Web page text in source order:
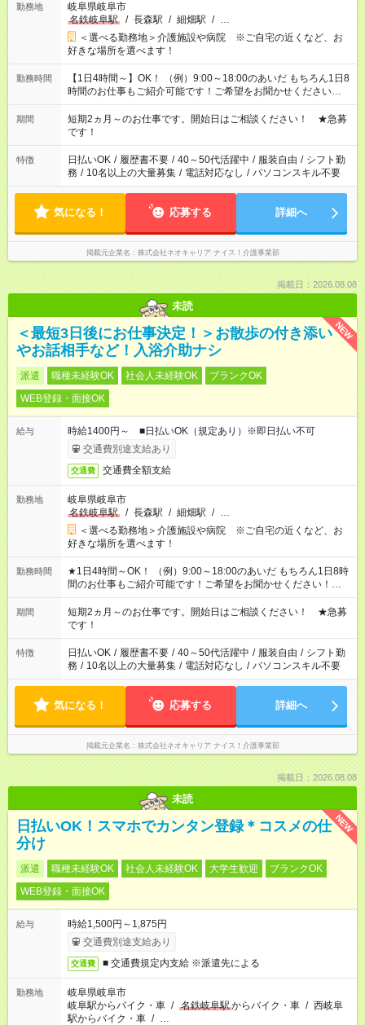
勤務地
岐阜県岐阜市
名鉄岐阜駅
/ 長森駅 / 細畑駅 / …
＜選べる勤務地＞介護施設や病院 ※ご自宅の近くなど、お
好きな場所を選べます！
勤務時間
【1日4時間～】OK！ （例）9:00～18:00のあいだ もちろん1日8
時間のお仕事もご紹介可能です！ご希望をお聞かせください！
その他の時間帯もあなたのライフスタイルに合わせて お選びい
ただけます！ 【シフト固定もOK】★家庭の都合でお休みが必要
な場合も遠慮なくご相談ください。 ※週最低15時間以上の勤務
が必要です
期間
短期2ヵ月～のお仕事です。開始日はご相談ください！ ★急募
です！
特徴 日払いOK / 履歴書不要 / 40～50代活躍中 / 服装自由 / シフト勤
務 / 10名以上の大量募集 / 電話対応なし / パソコンスキル不要
気になる！ 応募する 詳細へ
掲載元企業名 株式会社ネオキャリア ナイス！介護事業部
掲載日：2026.08.08
未読
NEW
＜最短3日後にお仕事決定！＞お散歩の付き添い
やお話相手など！入浴介助ナシ
派遣 職種未経験OK 社会人未経験OK
ブランクOK
WEB登録・面接OK
給与
時給1400円～ ■日払いOK（規定あり）※即日払い不可
交通費別途支給あり
交通費 交通費全額支給
勤務地
岐阜県岐阜市
名鉄岐阜駅
/ 長森駅 / 細畑駅 / …
＜選べる勤務地＞介護施設や病院 ※ご自宅の近くなど、お
好きな場所を選べます！
勤務時間
★1日4時間～OK！ （例）9:00～18:00のあいだ もちろん1日8時
間のお仕事もご紹介可能です！ご希望をお聞かせください！★家
庭の都合でお休みが必要な場合も遠慮なくご相談ください。 ※
週最低15時間以上の勤務が必要です
期間
短期2ヵ月～のお仕事です。開始日はご相談ください！ ★急募
です！
特徴 日払いOK / 履歴書不要 / 40～50代活躍中 / 服装自由 / シフト勤
務 / 10名以上の大量募集 / 電話対応なし / パソコンスキル不要
気になる！ 応募する 詳細へ
掲載元企業名 株式会社ネオキャリア ナイス！介護事業部
掲載日：2026.08.08
未読
NEW
日払いOK！スマホでカンタン登録＊コスメの仕
分け
派遣 職種未経験OK 社会人未経験OK 大学生歓迎
ブランクOK
WEB登録・面接OK
給与
時給1,500円～1,875円
交通費別途支給あり
交通費 ■ 交通費規定内支給 ※派遣先による
勤務地
岐阜県岐阜市
岐阜駅からバイク・車 / 名鉄岐阜駅からバイク・車 / 西岐阜
駅からバイク・車 / …